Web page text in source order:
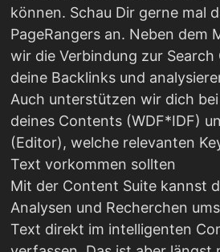
können. Schau Dir gerne mal
PageRangers an. Neben dem
wir die Verbindung zur Search
deine Backlinks und
Auch unterstützen wir dich
deines Contents (WDF*IDF)
(Editor), welche relevanten
Text vorkommen sollten
Mit der Content Suite kannst
Analysen und Recherchen
Text direkt im intelligenten